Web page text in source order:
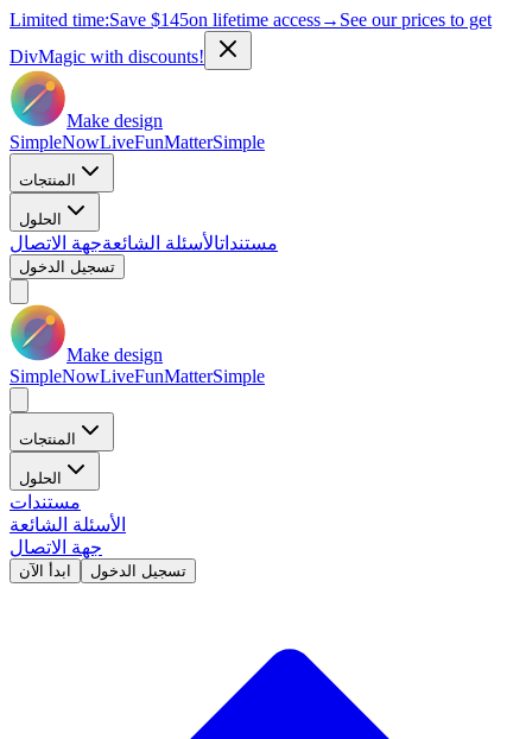
Limited time:Save $145on lifetime access→ See our prices to get
DivMagic with discounts!
Make design
SimpleNowLiveFunMatterSimple
المنتجات
الحلول
مستنداتالأسئلة الشائعةجهة الاتصال
تسجيل الدخول
Make design
SimpleNowLiveFunMatterSimple
المنتجات
الحلول
مستندات
الأسئلة الشائعة
جهة الاتصال
ابدأ الآن تسجيل الدخول